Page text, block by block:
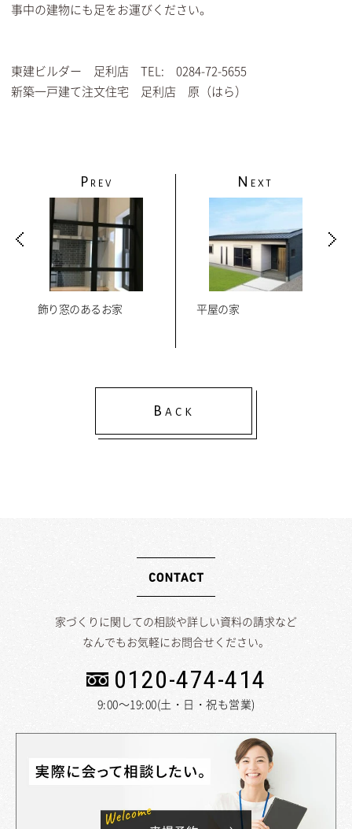
事中の建物にも足をお運びください。
東建ビルダー 足利店 TEL: 0284-72-5655
新築一戸建て注文住宅 足利店 原（はら）
P REV
飾り窓のあるお家 平屋の家
N EXT
B ACK
家づくりに関しての相談や詳しい資料の請求など
なんでもお気軽にお問合せください。
0120-474-414
9:00～19:00(土・日・祝も営業)